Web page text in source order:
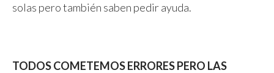
solas pero también saben pedir ayuda.
TODOS COMETEMOS ERRORES PERO LAS